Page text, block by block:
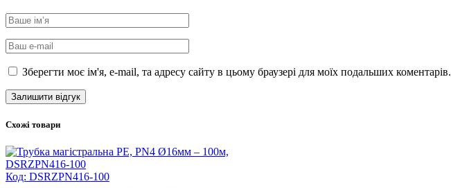
Зберегти моє ім'я, e-mail, та адресу сайту в цьому браузері для моїх подальших коментарів.
Схожі товари
Код: DSRZPN416-100